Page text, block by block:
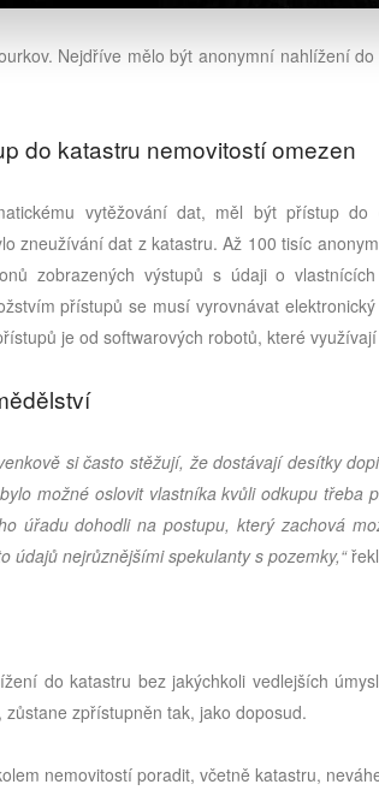
Nejdříve mělo být anonymní nahlížení
do katastru nemovitostí omezen
vytěžování dat, měl být přístup
zneužívání dat z katastru. Až 100 tisíc
zobrazených výstupů s údaji o
přístupů se musí vyrovnávat
je od softwarových robotů, které
si často stěžují, že dostávají desítky
možné oslovit vlastníka kvůli odkupu
úřadu dohodli na postupu, který zachová
údajů nejrůznějšími spekulanty s pozemky,“
do katastru bez jakýchkoli vedlejších
zpřístupněn tak, jako doposud.
nemovitostí poradit, včetně katastru,